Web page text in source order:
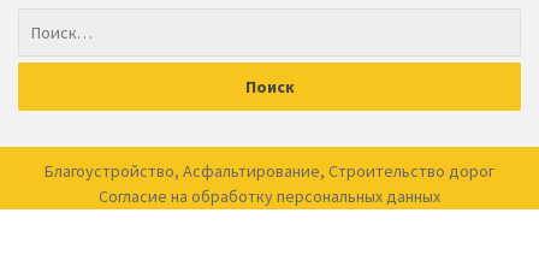
Благоустройство, Асфальтирование, Строительство дорог
Согласие на обработкуперсональных данных